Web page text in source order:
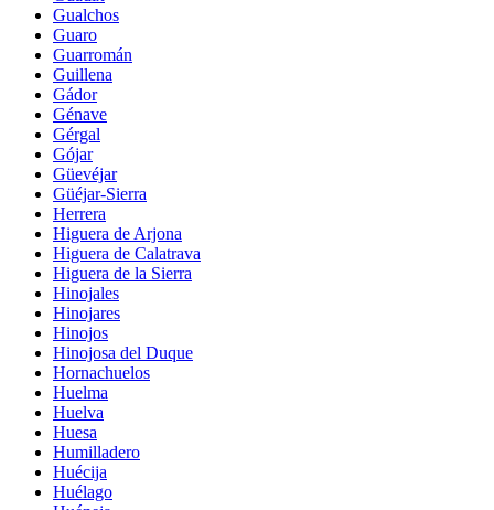
Gualchos
Guaro
Guarromán
Guillena
Gádor
Génave
Gérgal
Gójar
Güevéjar
Güéjar-Sierra
Herrera
Higuera de Arjona
Higuera de Calatrava
Higuera de la Sierra
Hinojales
Hinojares
Hinojos
Hinojosa del Duque
Hornachuelos
Huelma
Huelva
Huesa
Humilladero
Huécija
Huélago